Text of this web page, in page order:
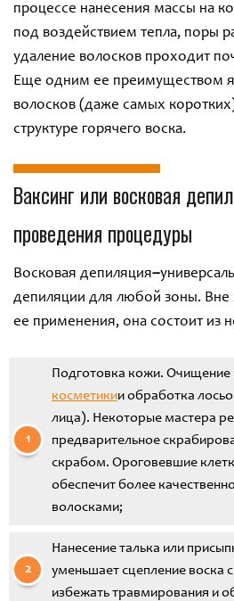
процессе нанесения массы на
под воздействием тепла, поры
удаление волосков проходит
Еще одним ее преимуществом
волосков (даже самых
структуре горячего воска.
Ваксинг или восковая
проведения процедуры
Восковая депиляция–
депиляции для любой зоны. Вне
ее применения, она состоит из
Подготовка кожи. Очищение
косметикии обработка
лица). Некоторые мастера
предварительное
скрабом. Ороговевшие
обеспечит более
волосками;
Нанесение талька или
уменьшает сцепление воска
избежать травмирования и